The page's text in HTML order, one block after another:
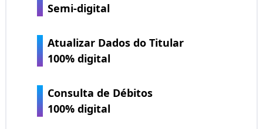
Semi-digital
Atualizar Dados do Titular
100% digital
Consulta de Débitos
100% digital